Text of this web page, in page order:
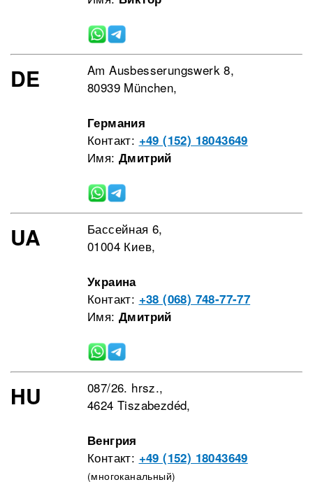
DE
Am Ausbesserungswerk 8,
80939 München,
Германия
Контакт: +49 (152) 18043649
Имя: Дмитрий
UA
Бассейная 6,
01004 Киев,
Украина
Контакт: +38 (068) 748-77-77
Имя: Дмитрий
HU
087/26. hrsz.,
4624 Tiszabezdéd,
Венгрия
Контакт: +49 (152) 18043649
(многоканальный)